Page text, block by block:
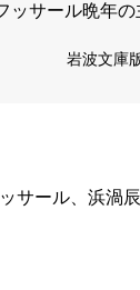
サール晩年の
岩波文庫
サール、浜渦